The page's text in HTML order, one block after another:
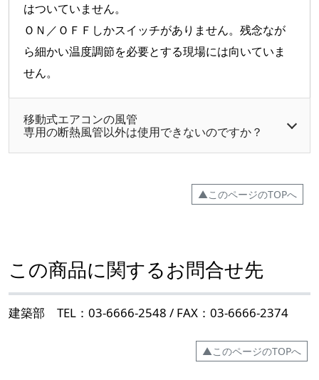
はついていません。
ＯＮ／ＯＦＦしかスイッチがありません。残念なが
ら細かい温度調節を必要とする現場には向いていま
せん。
移動式エアコンの風管
専用の断熱風管以外は使用できないのですか？
▲このページのTOPへ
この商品に関するお問合せ先
建築部 TEL：03-6666-2548 / FAX：03-6666-2374
▲このページのTOPへ